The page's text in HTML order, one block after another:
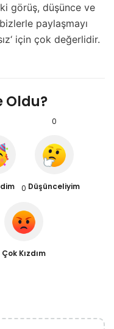
görüş, düşünce ve
paylaşmayı
için çok değerlidir.
Oldu?
0
Düşünceliyim
0
Çok Kızdım